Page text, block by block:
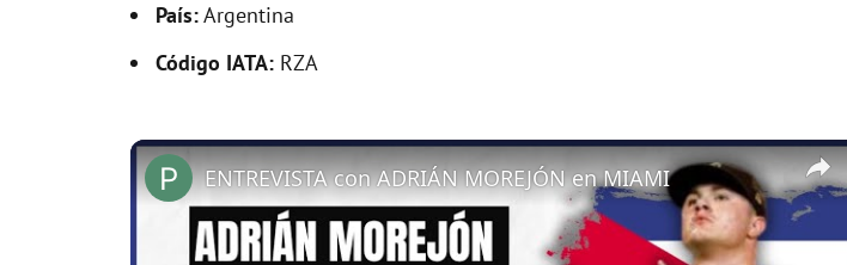
País:Argentina
Código IATA: RZA
ENTREVISTA con ADRIÁN MOREJÓN en MIAMI